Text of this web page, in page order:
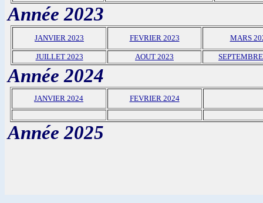
Année 2023
JANVIER 2023 FEVRIER 2023 MARS
JUILLET 2023 AOUT 2023
Année 2024
JANVIER 2024 FEVRIER 2024
Année 2025